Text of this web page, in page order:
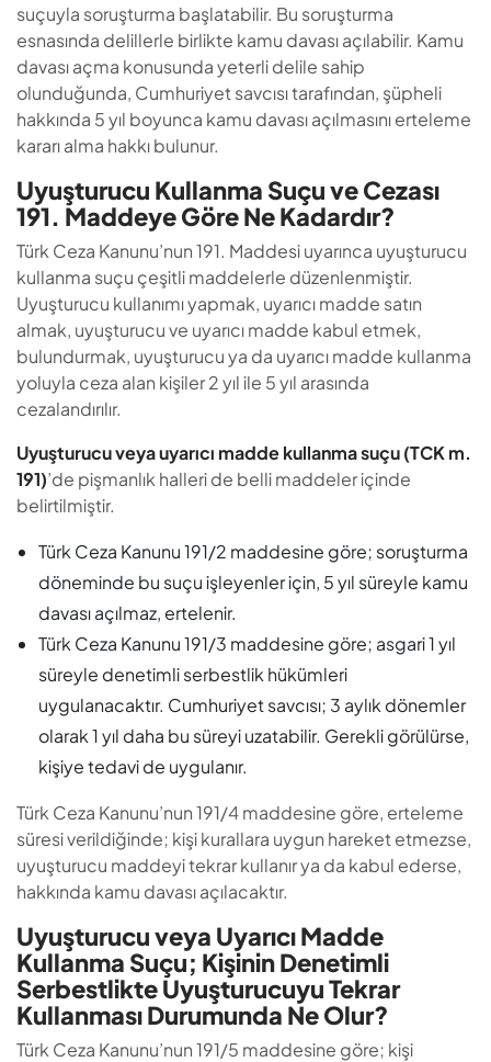
suçuyla soruşturma başlatabilir. Bu soruşturma
esnasında delillerle birlikte kamu davası açılabilir. Kamu
davası açma konusunda yeterli delile sahip
olunduğunda, Cumhuriyet savcısı tarafından, şüpheli
hakkında 5 yıl boyunca kamu davası açılmasını erteleme
kararı alma hakkı bulunur.
Uyuşturucu Kullanma Suçu ve Cezası
191. Maddeye Göre Ne Kadardır?
Türk Ceza Kanunu’nun 191. Maddesi uyarınca uyuşturucu
kullanma suçu çeşitli maddelerle düzenlenmiştir.
Uyuşturucu kullanımı yapmak, uyarıcı madde satın
almak, uyuşturucu ve uyarıcı madde kabul etmek,
bulundurmak, uyuşturucu ya da uyarıcı madde kullanma
yoluyla ceza alan kişiler 2 yıl ile 5 yıl arasında
cezalandırılır.
Uyuşturucu veya uyarıcı madde kullanma suçu (TCK m.
191)’de pişmanlık halleri de belli maddeler içinde
belirtilmiştir.
Türk Ceza Kanunu 191/2 maddesine göre; soruşturma
döneminde bu suçu işleyenler için, 5 yıl süreyle kamu
davası açılmaz, ertelenir.
Türk Ceza Kanunu 191/3 maddesine göre; asgari 1 yıl
süreyle denetimli serbestlik hükümleri
uygulanacaktır. Cumhuriyet savcısı; 3 aylık dönemler
olarak 1 yıl daha bu süreyi uzatabilir. Gerekli görülürse,
kişiye tedavi de uygulanır.
Türk Ceza Kanunu’nun 191/4 maddesine göre, erteleme
süresi verildiğinde; kişi kurallara uygun hareket etmezse,
uyuşturucu maddeyi tekrar kullanır ya da kabul ederse,
hakkında kamu davası açılacaktır.
Uyuşturucu veya Uyarıcı Madde
Kullanma Suçu; Kişinin Denetimli
Serbestlikte Uyuşturucuyu Tekrar
Kullanması Durumunda Ne Olur?
Türk Ceza Kanunu’nun 191/5 maddesine göre; kişi